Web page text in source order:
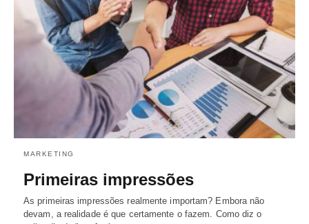
MARKETING
Primeiras impressões
As primeiras impressões realmente importam? Embora não
devam, a realidade é que certamente o fazem. Como diz o